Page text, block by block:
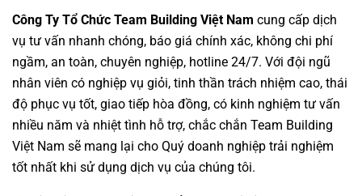
Công Ty Tổ Chức Team Building Việt Nam cung cấp dịch
vụ tư vấn nhanh chóng, báo giá chính xác, không chi phí
ngầm, an toàn, chuyên nghiệp, hotline 24/7. Với đội ngũ
nhân viên có nghiệp vụ giỏi, tinh thần trách nhiệm cao, thái
độ phục vụ tốt, giao tiếp hòa đồng, có kinh nghiệm tư vấn
nhiều năm và nhiệt tình hỗ trợ, chắc chắn Team Building
Việt Nam sẽ mang lại cho Quý doanh nghiệp trải nghiệm
tốt nhất khi sử dụng dịch vụ của chúng tôi.